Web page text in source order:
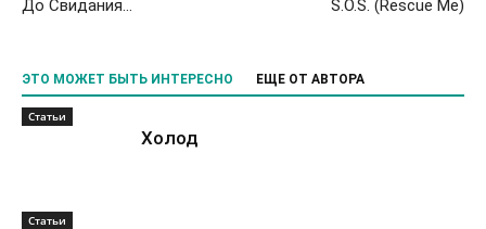
До Свидания… S.O.S. (Rescue Me)
ЭТО МОЖЕТ БЫТЬ ИНТЕРЕСНО ЕЩЕ ОТ АВТОРА
Статьи
Холод
Статьи